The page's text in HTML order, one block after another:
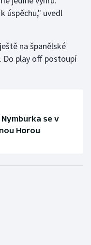
úspěchu," uvedl
na španělské
Do play off postoupí
se v
Horou